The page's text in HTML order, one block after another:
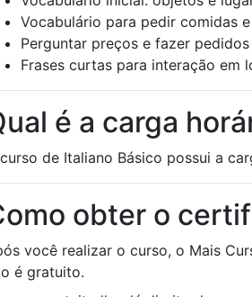
Vocabulário para pedir comidas
Perguntar preços e fazer
Frases curtas para interação em
é a carga
de Italiano Básico possui a
obter o
você realizar o curso, o Mais
é gratuito.